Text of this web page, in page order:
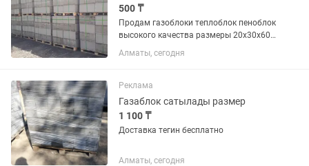
500 ₸
Продам газоблоки теплоблок пеноблок
высокого качества размеры 20х30х60
и 10х30х60
Алматы, сегодня
Реклама
Газаблок сатылады размер
1 100 ₸
Доставка тегин бесплатно
Алматы, сегодня